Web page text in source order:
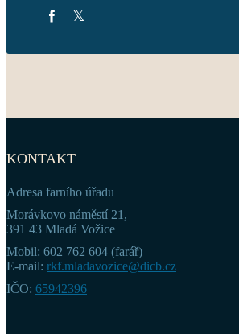
KONTAKT
Adresa farního úřadu
Morávkovo náměstí 21,
391 43 Mladá Vožice
Mobil: 602 762 604 (farář)
E-mail: rkf.mladavozice@dicb.cz
IČO: 65942396